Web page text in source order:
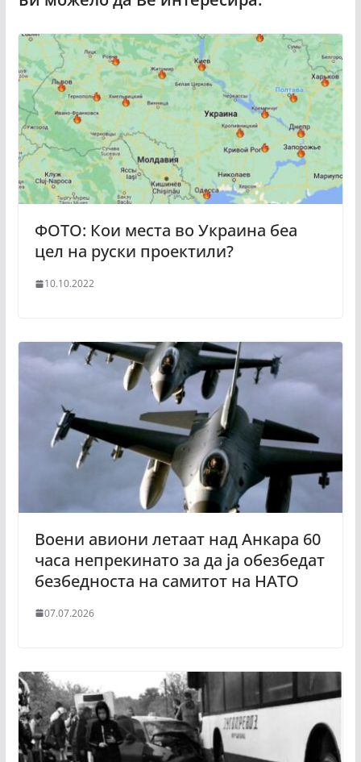
ФОТО: Кои места во Украина беа
цел на руски проектили?
10.10.2022
Воени авиони летаат над Анкара 60
часа непрекинато за да ја обезбедат
безбедноста на самитот на НАТО
07.07.2026